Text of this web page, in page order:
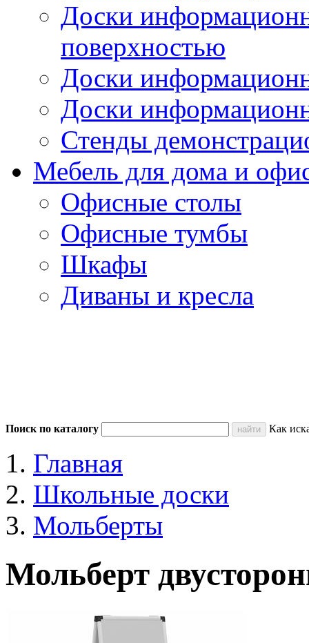
Доски
поверхностью
Доски
Доски
Стенды
Мебель для дома и
Офисные столы
Офисные тумбы
Шкафы
Диваны и кресла
Поиск по каталогу Как
Главная
Школьные доски
Мольберты
Мольберт